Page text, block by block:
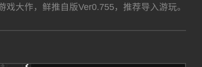
大作，鲜推自版Ver0.755，推荐导入游玩。